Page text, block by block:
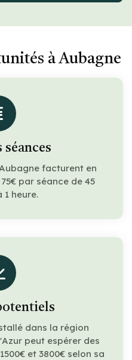
à Aubagne
séances
facturent en
par séance de 45
1 heure.
dans la région
peut espérer des
et 3800€ selon sa